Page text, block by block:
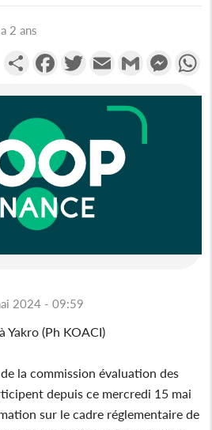
2 ans
PartagerFacebookTwitterEmail Gmail
2024 - 09:59
Yakro (Ph KOACI)
la commission évaluation des
depuis ce mercredi 15 mai
sur le cadre réglementaire de